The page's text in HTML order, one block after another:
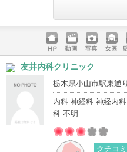
ホームペ
ージ
動画 写真 女医
友井内科クリニック
栃木県小山市駅東通
内科 神経科 神経内
科 不明
クチコミ